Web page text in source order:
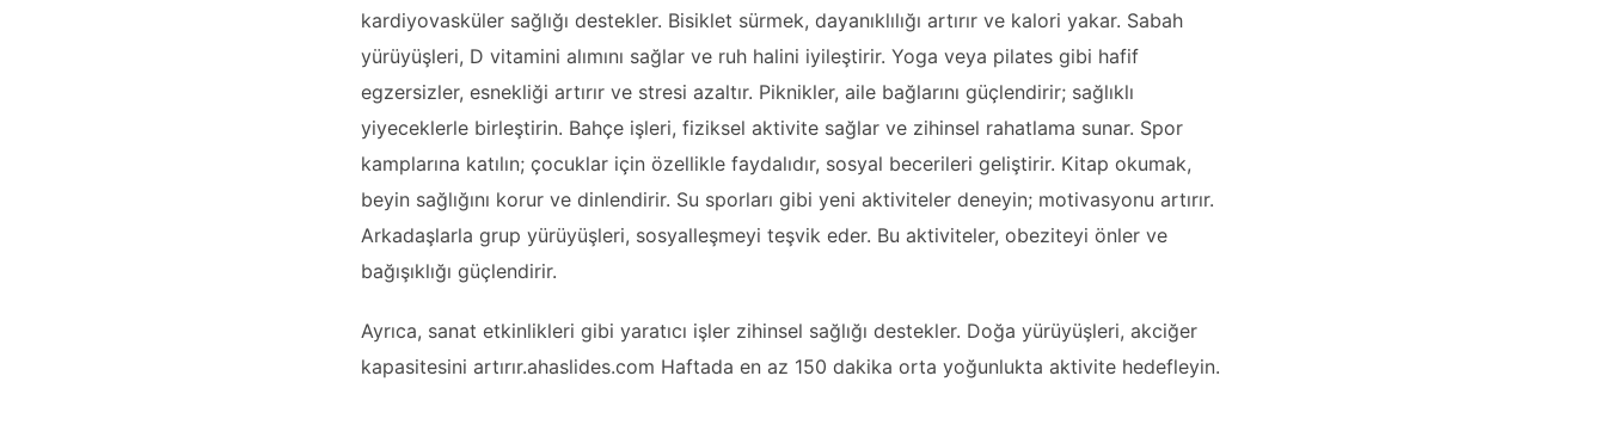
kardiyovasküler sağlığı destekler. Bisiklet sürmek, dayanıklılığı artırır ve kalori yakar. Sabah
yürüyüşleri, D vitamini alımını sağlar ve ruh halini iyileştirir. Yoga veya pilates gibi hafif
egzersizler, esnekliği artırır ve stresi azaltır. Piknikler, aile bağlarını güçlendirir; sağlıklı
yiyeceklerle birleştirin. Bahçe işleri, fiziksel aktivite sağlar ve zihinsel rahatlama sunar. Spor
kamplarına katılın; çocuklar için özellikle faydalıdır, sosyal becerileri geliştirir. Kitap okumak,
beyin sağlığını korur ve dinlendirir. Su sporları gibi yeni aktiviteler deneyin; motivasyonu artırır.
Arkadaşlarla grup yürüyüşleri, sosyalleşmeyi teşvik eder. Bu aktiviteler, obeziteyi önler ve
bağışıklığı güçlendirir.
Ayrıca, sanat etkinlikleri gibi yaratıcı işler zihinsel sağlığı destekler. Doğa yürüyüşleri, akciğer
kapasitesini artırır.ahaslides.com Haftada en az 150 dakika orta yoğunlukta aktivite hedefleyin.